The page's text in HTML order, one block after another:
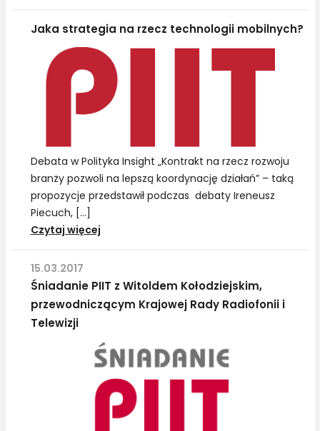
z
Stręciwilk,
prezeską
Urzędu
Zamówień
Jaka strategia na rzecz technologii mobilnych?
Debata w Polityka Insight „Kontrakt na rzecz rozwoju
branży pozwoli na lepszą koordynację działań” – taką
propozycje przedstawił podczas debaty Ireneusz
Piecuch, […]
Czytaj więcejJaka
rzecz
technologii
mobilnych?
Śniadanie PIIT z Witoldem Kołodziejskim,
przewodniczącym Krajowej Rady Radiofonii i
Telewizji
15.03.2017